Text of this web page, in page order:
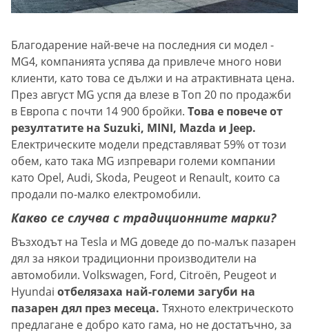
Благодарение най-вече на последния си модел -
MG4, компанията успява да привлече много нови
клиенти, като това се дължи и на атрактивната цена.
През август MG успя да влезе в Топ 20 по продажби
в Европа с почти 14 900 бройки. Това е повече от
резултатите на Suzuki, MINI, Mazda и Jeep.
Електрическите модели представляват 59% от този
обем, като така MG изпревари големи компании
като Opel, Audi, Skoda, Peugeot и Renault, които са
продали по-малко електромобили.
Какво се случва с традиционните марки?
Възходът на Tesla и MG доведе до по-малък пазарен
дял за някои традиционни производители на
автомобили. Volkswagen, Ford, Citroën, Peugeot и
Hyundai отбелязаха най-големи загуби на
пазарен дял през месеца. Тяхното електрическото
предлагане е добро като гама, но не достатъчно, за